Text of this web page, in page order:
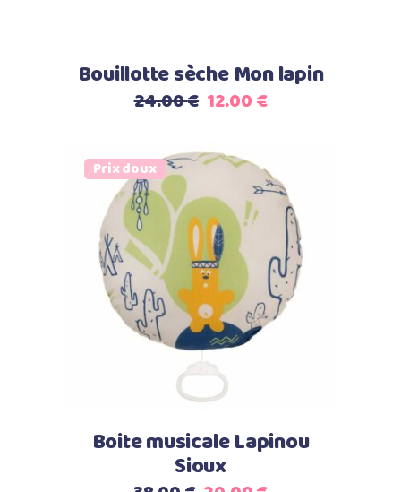
Bouillotte sèche Mon lapin
24.00€ Le
initial
était :
24.00 €.
12.00€Le
est :
12.00 €.
Prix doux
Select options
Boite musicale Lapinou
Sioux